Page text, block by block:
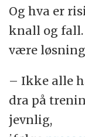
Og hva er
knall og
være
– Ikke alle
dra på
jevnlig,